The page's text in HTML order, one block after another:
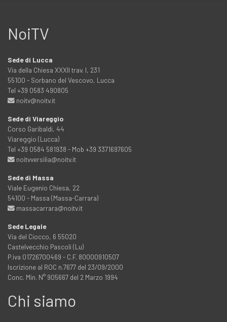
NoiTV
Sede di Lucca
Via della Chiesa XXXII trav. I, 231
55100 - Sorbano del Vescovo, Lucca
Tel +39 0583 490805
noitv@noitv.it
Sede di Viareggio
Corso Garibaldi, 44
Viareggio (Lucca)
Tel +39 0584 581938 - Mob +39 3371697605
noitvversilia@noitv.it
Sede di Massa
Viale Eugenio Chiesa, 22
54100 - Massa (Massa-Carrara)
massacarrara@noitv.it
Sede Legale
Via del Ciocco, 6 55020
Castelvecchio Pascoli (Lu)
P.iva 01726700469 - C.F. 80000910507
Iscrizione al ROC n.7677 del 23/09/2000
Conc. Min. N° 905667 del 2 Marzo 1994
Chi siamo